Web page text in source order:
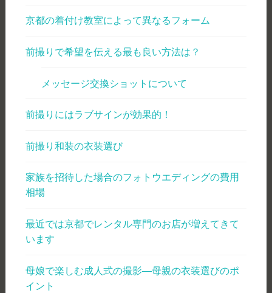
京都の着付け教室によって異なるフォーム
前撮りで希望を伝える最も良い方法は？
メッセージ交換ショットについて
前撮りにはラブサインが効果的！
前撮り和装の衣装選び
家族を招待した場合のフォトウエディングの費用
相場
最近では京都でレンタル専門のお店が増えてきて
います
母娘で楽しむ成人式の撮影―母親の衣装選びのポ
イント